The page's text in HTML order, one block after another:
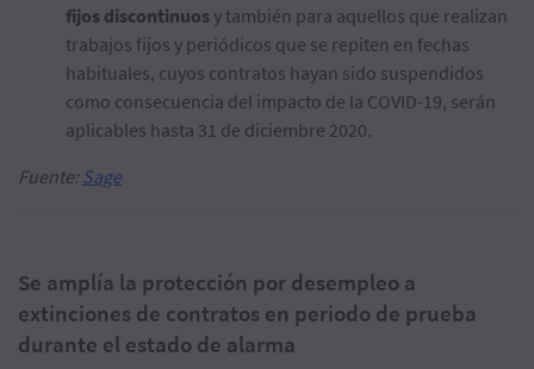
fijos discontinuosy también para aquellos que realizan
trabajos fijos y periódicos que se repiten en fechas
habituales, cuyos contratos hayan sido suspendidos
como consecuencia del impacto de la COVID-19, serán
aplicables hasta 31 de diciembre 2020.
Fuente: Sage
Se amplía la protección por desempleo a
extinciones de contratos en periodo de prueba
durante el estado de alarma